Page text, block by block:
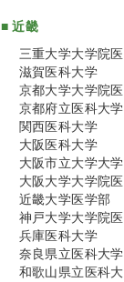
■ 近畿
三重大学大学院
滋賀医科大学
京都大学大学院
京都府立医科大
関西医科大学
大阪医科大学
大阪市立大学大
大阪大学大学院
近畿大学医学部
神戸大学大学院
兵庫医科大学
奈良県立医科大学
和歌山県立医科